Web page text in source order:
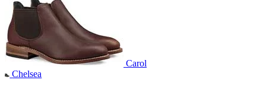
Carol
Chelsea